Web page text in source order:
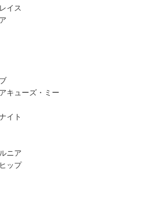
イス
キューズ・ミー
イト
ニア
ップ